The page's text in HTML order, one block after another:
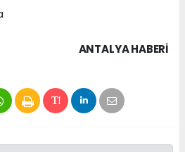
ANTALYA HABERİ